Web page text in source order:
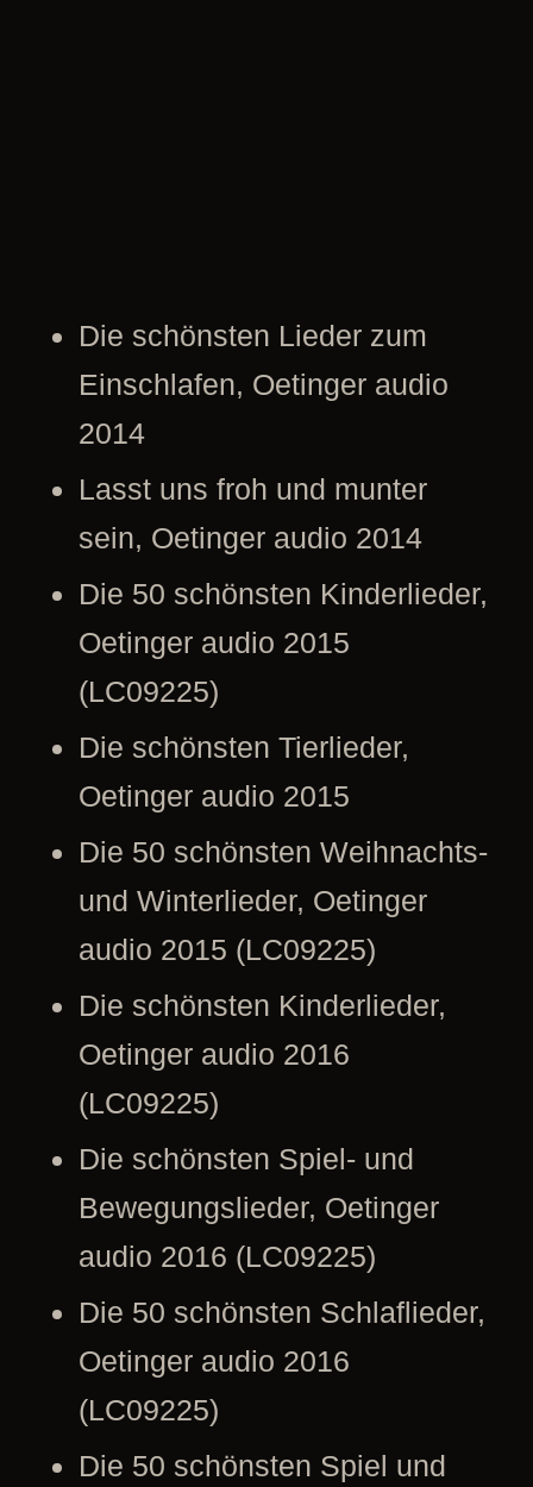
Die schönsten Lieder zum
Einschlafen, Oetinger audio
2014
Lasst uns froh und munter
sein, Oetinger audio 2014
Die 50 schönsten Kinderlieder,
Oetinger audio 2015
(LC09225)
Die schönsten Tierlieder,
Oetinger audio 2015
Die 50 schönsten Weihnachts-
und Winterlieder, Oetinger
audio 2015 (LC09225)
Die schönsten Kinderlieder,
Oetinger audio 2016
(LC09225)
Die schönsten Spiel- und
Bewegungslieder, Oetinger
audio 2016 (LC09225)
Die 50 schönsten Schlaflieder,
Oetinger audio 2016
(LC09225)
Die 50 schönsten Spiel und